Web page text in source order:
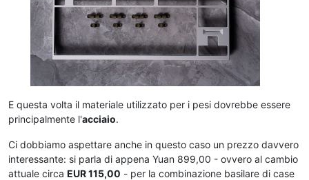
E questa volta il materiale utilizzato per i pesi dovrebbe essere
principalmente l'acciaio.
Ci dobbiamo aspettare anche in questo caso un prezzo davvero
interessante: si parla di appena Yuan 899,00 - ovvero al cambio
attuale circa EUR 115,00 - per la combinazione basilare di case